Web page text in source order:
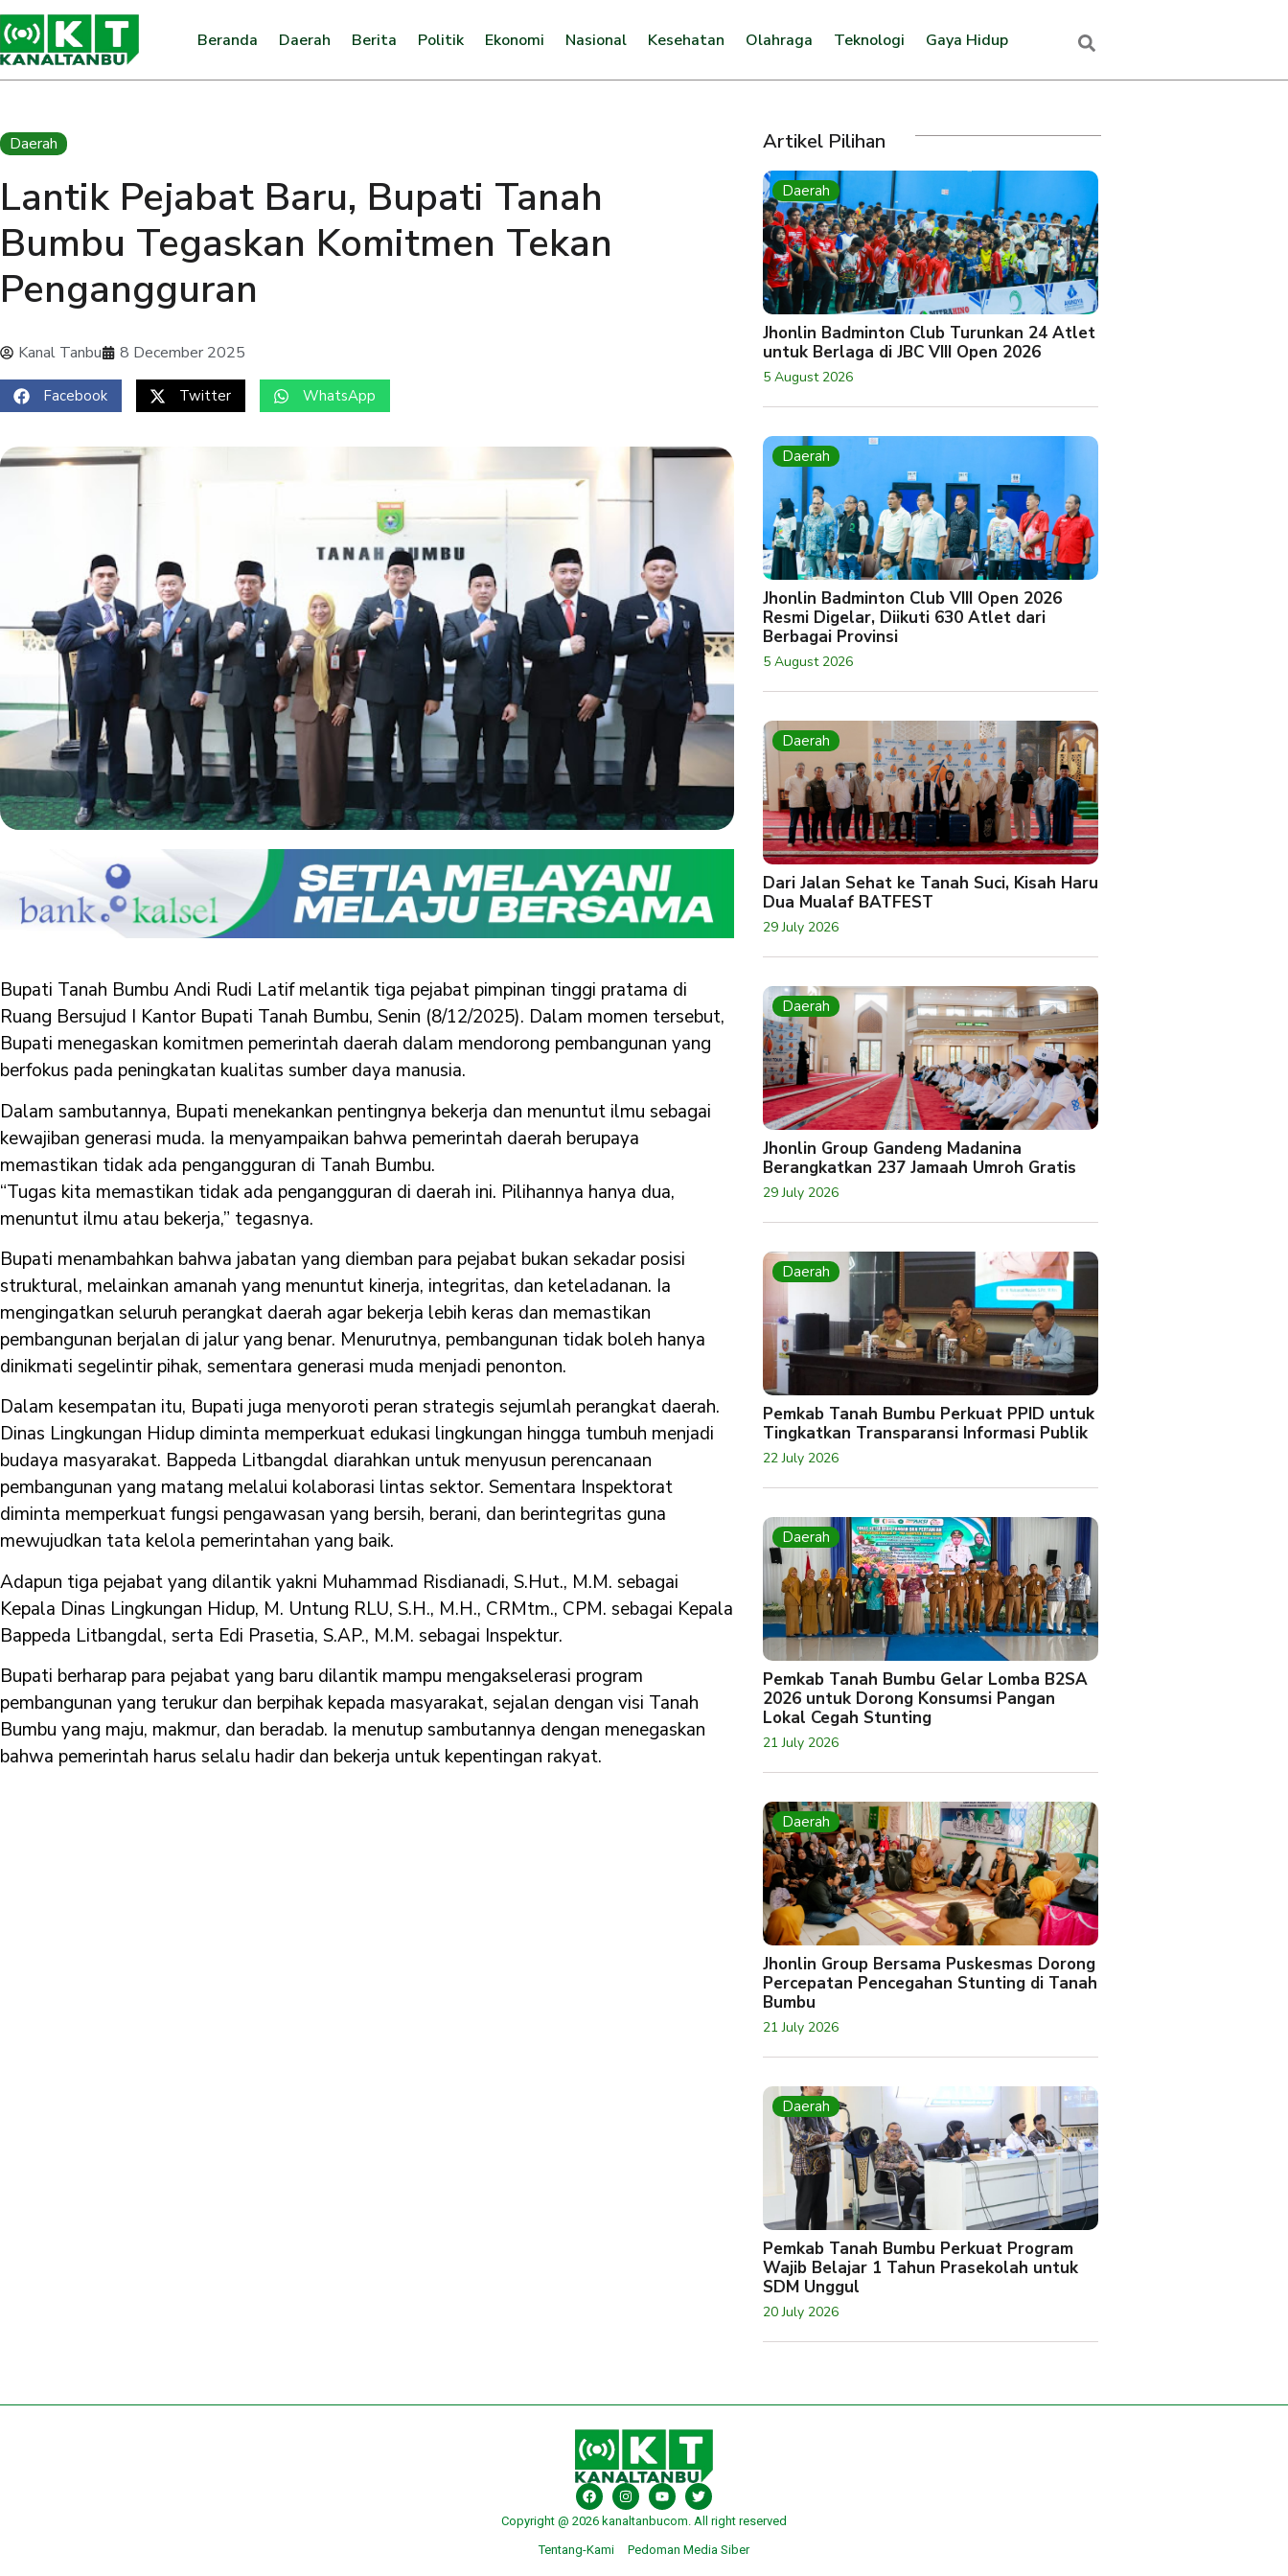
Beranda Daerah Berita Politik Ekonomi Nasional Kesehatan Olahraga Teknologi Gaya Hidup
Daerah
Lantik Pejabat Baru, Bupati Tanah
Bumbu Tegaskan Komitmen Tekan
Pengangguran
Kanal Tanbu 8 December 2025
Facebook Twitter WhatsApp
Bupati Tanah Bumbu Andi Rudi Latif melantik tiga pejabat pimpinan tinggi pratama di
Ruang Bersujud I Kantor Bupati Tanah Bumbu, Senin (8/12/2025). Dalam momen tersebut,
Bupati menegaskan komitmen pemerintah daerah dalam mendorong pembangunan yang
berfokus pada peningkatan kualitas sumber daya manusia.
Dalam sambutannya, Bupati menekankan pentingnya bekerja dan menuntut ilmu sebagai
kewajiban generasi muda. Ia menyampaikan bahwa pemerintah daerah berupaya
memastikan tidak ada pengangguran di Tanah Bumbu.
“Tugas kita memastikan tidak ada pengangguran di daerah ini. Pilihannya hanya dua,
menuntut ilmu atau bekerja,” tegasnya.
Bupati menambahkan bahwa jabatan yang diemban para pejabat bukan sekadar posisi
struktural, melainkan amanah yang menuntut kinerja, integritas, dan keteladanan. Ia
mengingatkan seluruh perangkat daerah agar bekerja lebih keras dan memastikan
pembangunan berjalan di jalur yang benar. Menurutnya, pembangunan tidak boleh hanya
dinikmati segelintir pihak, sementara generasi muda menjadi penonton.
Dalam kesempatan itu, Bupati juga menyoroti peran strategis sejumlah perangkat daerah.
Dinas Lingkungan Hidup diminta memperkuat edukasi lingkungan hingga tumbuh menjadi
budaya masyarakat. Bappeda Litbangdal diarahkan untuk menyusun perencanaan
pembangunan yang matang melalui kolaborasi lintas sektor. Sementara Inspektorat
diminta memperkuat fungsi pengawasan yang bersih, berani, dan berintegritas guna
mewujudkan tata kelola pemerintahan yang baik.
Adapun tiga pejabat yang dilantik yakni Muhammad Risdianadi, S.Hut., M.M. sebagai
Kepala Dinas Lingkungan Hidup, M. Untung RLU, S.H., M.H., CRMtm., CPM. sebagai Kepala
Bappeda Litbangdal, serta Edi Prasetia, S.AP., M.M. sebagai Inspektur.
Bupati berharap para pejabat yang baru dilantik mampu mengakselerasi program
pembangunan yang terukur dan berpihak kepada masyarakat, sejalan dengan visi Tanah
Bumbu yang maju, makmur, dan beradab. Ia menutup sambutannya dengan menegaskan
bahwa pemerintah harus selalu hadir dan bekerja untuk kepentingan rakyat.
Artikel Pilihan
Daerah
Jhonlin Badminton Club Turunkan 24 Atlet
untuk Berlaga di JBC VIII Open 2026
5 August 2026
Daerah
Jhonlin Badminton Club VIII Open 2026
Resmi Digelar, Diikuti 630 Atlet dari
Berbagai Provinsi
5 August 2026
Daerah
Dari Jalan Sehat ke Tanah Suci, Kisah Haru
Dua Mualaf BATFEST
29 July 2026
Daerah
Jhonlin Group Gandeng Madanina
Berangkatkan 237 Jamaah Umroh Gratis
29 July 2026
Daerah
Pemkab Tanah Bumbu Perkuat PPID untuk
Tingkatkan Transparansi Informasi Publik
22 July 2026
Daerah
Pemkab Tanah Bumbu Gelar Lomba B2SA
2026 untuk Dorong Konsumsi Pangan
Lokal Cegah Stunting
21 July 2026
Daerah
Jhonlin Group Bersama Puskesmas Dorong
Percepatan Pencegahan Stunting di Tanah
Bumbu
21 July 2026
Daerah
Pemkab Tanah Bumbu Perkuat Program
Wajib Belajar 1 Tahun Prasekolah untuk
SDM Unggul
20 July 2026
Copyright @ 2026 kanaltanbucom. All right reserved
Tentang-Kami
Pedoman Media Siber